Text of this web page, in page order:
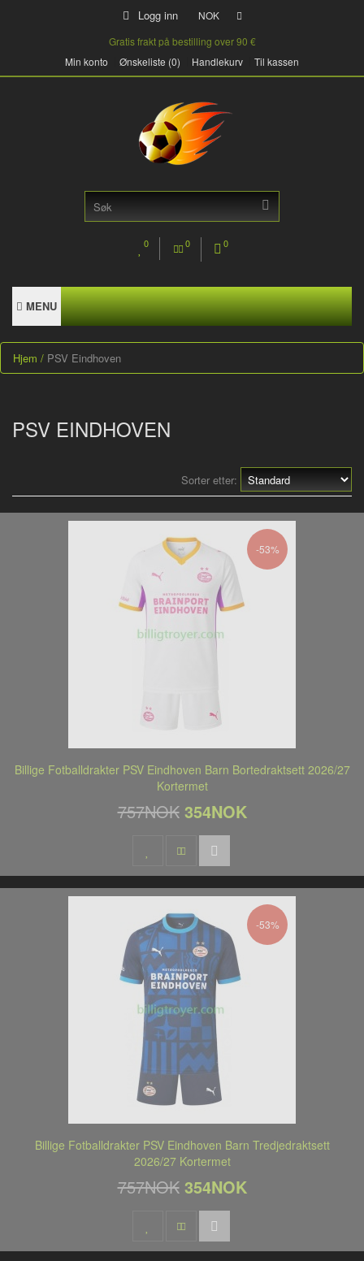
Logg inn
NOK
Gratis frakt på bestilling over 90 €
Min konto
Ønskeliste (0) Handlekurv Til kassen
0 0 0
MENU
Hjem PSV Eindhoven
PSV EINDHOVEN
Sorter etter:
-53%
Billige Fotballdrakter PSV Eindhoven Barn Bortedraktsett 2026/27
Kortermet
757NOK 354NOK
-53%
Billige Fotballdrakter PSV Eindhoven Barn Tredjedraktsett
2026/27 Kortermet
757NOK 354NOK